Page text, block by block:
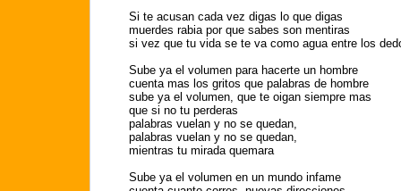
Si te acusan cada vez digas lo que digas
muerdes rabia por que sabes son mentiras
si vez que tu vida se te va como agua entre los
Sube ya el volumen para hacerte un hombre
cuenta mas los gritos que palabras de hombre
sube ya el volumen, que te oigan siempre mas
que si no tu perderas
palabras vuelan y no se quedan,
palabras vuelan y no se quedan,
mientras tu mirada quemara
Sube ya el volumen en un mundo infame